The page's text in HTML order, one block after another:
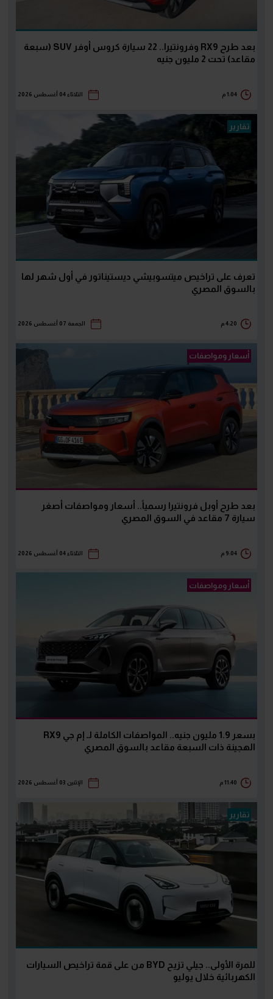
بعد طرح RX9 وفرونتيرا.. 22 سيارة كروس أوفر SUV (سبعة
مقاعد) تحت 2 مليون جنيه
1:04 م الثلاثاء 04 أغسطس 2026
تقارير
تعرف على تراخيص ميتسوبيشي ديستيناتور في أول شهر لها
بالسوق المصري
4:20 م الجمعة 07 أغسطس 2026
أسعار ومواصفات
بعد طرح أوبل فرونتيرا رسمياً.. أسعار ومواصفات أصغر
سيارة 7 مقاعد في السوق المصري
9:04 م الثلاثاء 04 أغسطس 2026
أسعار ومواصفات
بسعر 1.9 مليون جنيه.. المواصفات الكاملة لـ إم جي RX9
الهجينة ذات السبعة مقاعد بالسوق المصري
11:40 م الإثنين 03 أغسطس 2026
تقارير
للمرة الأولى.. جيلي تزيح BYD من على قمة تراخيص السيارات
الكهربائية خلال يوليو